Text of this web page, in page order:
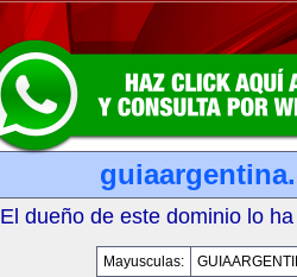
El dueño de este dominio lo
Mayusculas: